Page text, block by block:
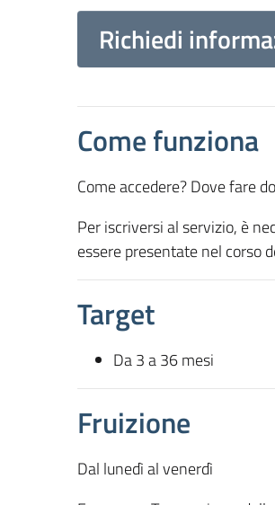
Richiedi
Come funziona
Come accedere? Dove fare
Per iscriversi al servizio, è
essere presentate nel corso
Target
Da 3 a 36 mesi
Fruizione
Dal lunedì al venerdì